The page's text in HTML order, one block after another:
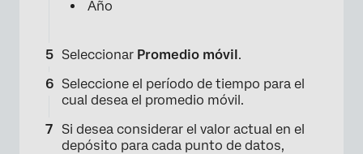
Año
Seleccionar Promedio móvil.
Seleccione el período de tiempo para el
cual desea el promedio móvil.
Si desea considerar el valor actual en el
depósito para cada punto de datos,